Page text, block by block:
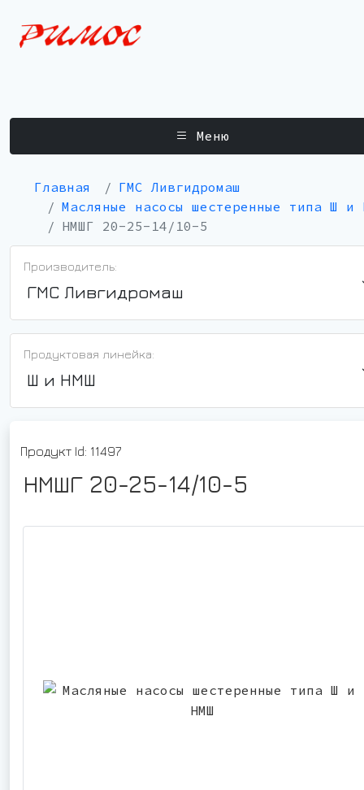
Меню
Главная
ГМС Ливгидромаш
Масляные насосы шестеренные типа Ш и
НМШГ 20-25-14/10-5
Производитель:
ГМС Ливгидромаш
Продуктовая линейка:
Ш и НМШ
Продукт Id: 11497
НМШГ 20-25-14/10-5